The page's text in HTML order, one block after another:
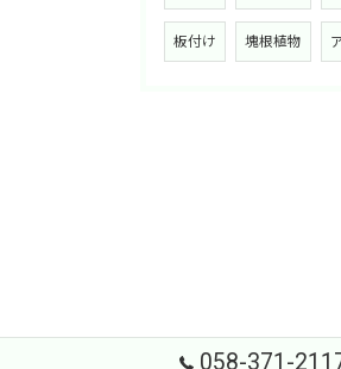
板付け 塊根植物
058-371-